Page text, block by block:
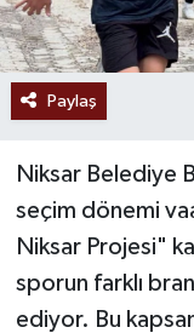
Paylaş
Niksar Belediye
seçim dönemi
Niksar Projesi"
sporun farklı
ediyor. Bu